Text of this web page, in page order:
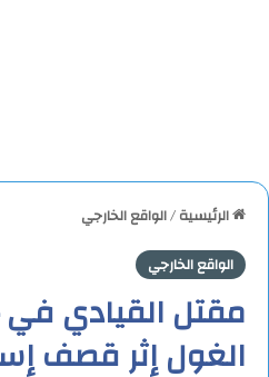
الرئيسية/الواقع الخارجي
الواقع الخارجي
مقتل القيادي
الغول إثر قصف